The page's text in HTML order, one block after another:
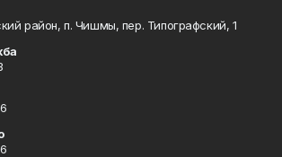
район, п. Чишмы, пер. Типографский, 1